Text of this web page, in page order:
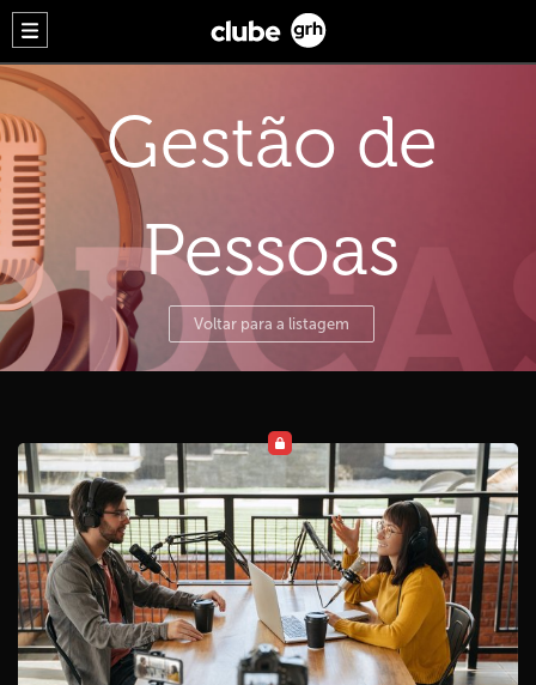
Gestão de
Pessoas
Voltar para a listagem